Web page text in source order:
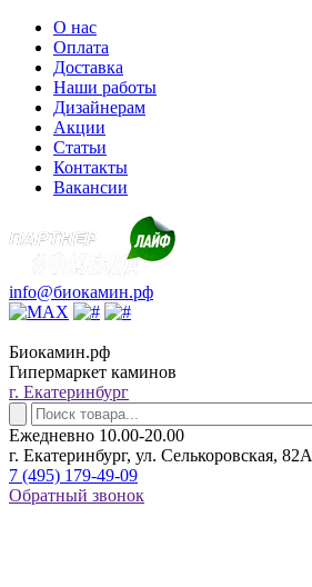
О нас
Оплата
Доставка
Наши работы
Дизайнерам
Акции
Статьи
Контакты
Вакансии
info@биокамин.рф
Биокамин.рф
Гипермаркет каминов
г. Екатеринбург
Ежедневно 10.00-20.00
г. Екатеринбург, ул. Селькоровская, 82А
7 (495) 179-49-09
Обратный звонок